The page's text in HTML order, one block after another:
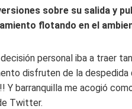
sobre su salida y
flotando en el
decisión personal iba a traer
disfruten de la despedida
Y barranquilla me acogió
Twitter.